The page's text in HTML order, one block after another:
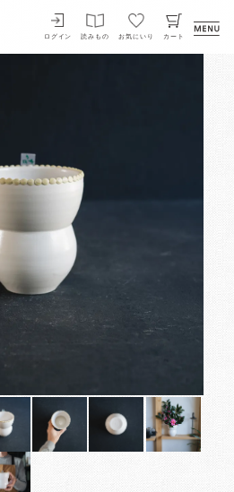
ログイン 読みもの お気にいり カート